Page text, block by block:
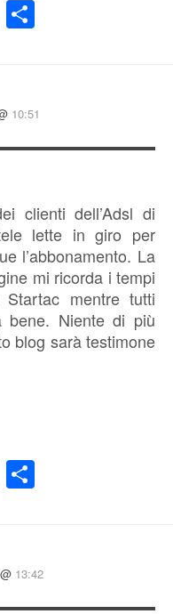
Email
10:51
clienti dell’Adsl di
lette in giro per
l’abbonamento. La
mi ricorda i tempi
mentre tutti
bene. Niente di più
blog sarà testimone
Email
@ 13:42